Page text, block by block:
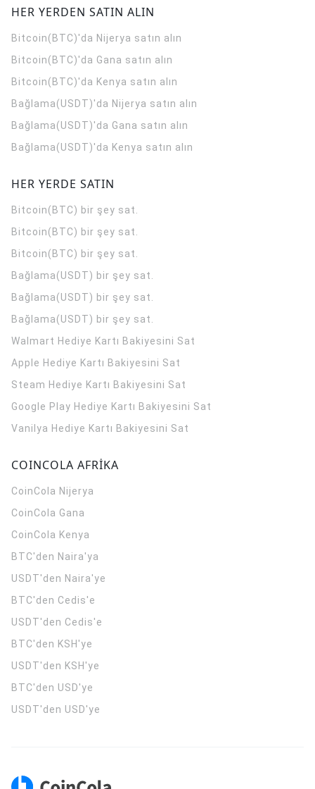
HER YERDEN SATIN ALIN
Bitcoin(BTC)'da Nijerya satın alın
Bitcoin(BTC)'da Gana satın alın
Bitcoin(BTC)'da Kenya satın alın
Bağlama(USDT)'da Nijerya satın alın
Bağlama(USDT)'da Gana satın alın
Bağlama(USDT)'da Kenya satın alın
HER YERDE SATIN
Bitcoin(BTC) bir şey sat.
Bitcoin(BTC) bir şey sat.
Bitcoin(BTC) bir şey sat.
Bağlama(USDT) bir şey sat.
Bağlama(USDT) bir şey sat.
Bağlama(USDT) bir şey sat.
Walmart Hediye Kartı Bakiyesini Sat
Apple Hediye Kartı Bakiyesini Sat
Steam Hediye Kartı Bakiyesini Sat
Google Play Hediye Kartı Bakiyesini Sat
Vanilya Hediye Kartı Bakiyesini Sat
COINCOLA AFRİKA
CoinCola Nijerya
CoinCola Gana
CoinCola Kenya
BTC'den Naira'ya
USDT'den Naira'ye
BTC'den Cedis'e
USDT'den Cedis'e
BTC'den KSH'ye
USDT'den KSH'ye
BTC'den USD'ye
USDT'den USD'ye